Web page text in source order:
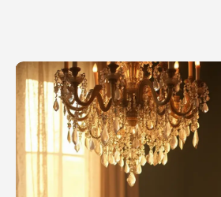
AI-video
Foto:
Andra verktyg
Visa alla verktyg